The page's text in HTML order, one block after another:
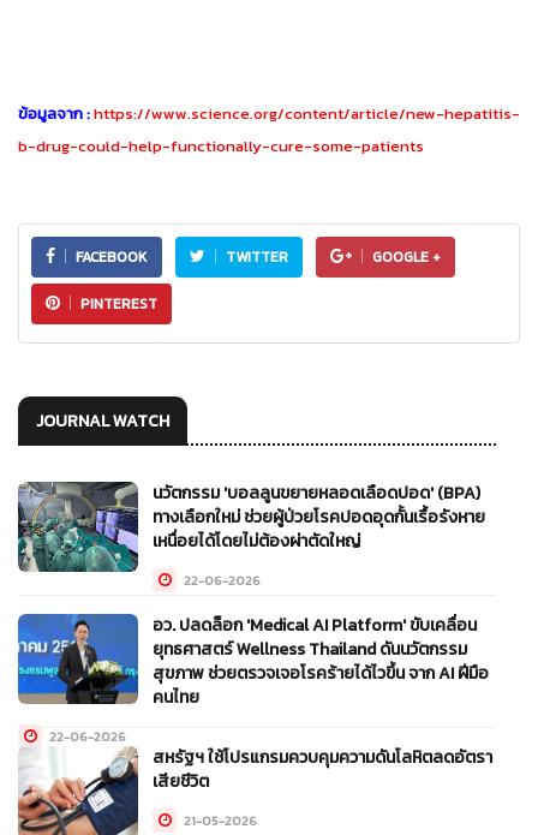
ข้อมูลจาก :https://www.science.org/content/article/new-hepatitis-
b-drug-could-help-functionally-cure-some-patients
FACEBOOK TWITTER GOOGLE +
PINTEREST
JOURNAL WATCH
นวัตกรรม 'บอลลูนขยายหลอดเลือดปอด' (BPA)
ทางเลือกใหม่ ช่วยผู้ป่วยโรคปอดอุดกั้นเรื้อรังหาย
เหนื่อยได้โดยไม่ต้องผ่าตัดใหญ่
22-06-2026
อว. ปลดล็อก 'Medical AI Platform' ขับเคลื่อน
ยุทธศาสตร์ Wellness Thailand ดันนวัตกรรม
สุขภาพ ช่วยตรวจเจอโรคร้ายได้ไวขึ้น จาก AI ฝีมือ
คนไทย
22-06-2026
สหรัฐฯ ใช้โปรแกรมควบคุมความดันโลหิตลดอัตรา
เสียชีวิต
21-05-2026